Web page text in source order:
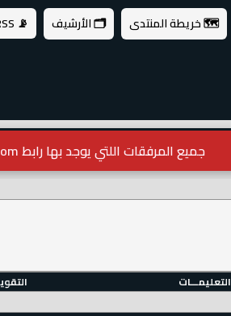
🗺️ خريطة المنتدى 🗂️ الأرشيف 📡 RSS
جميع المرفقات اللتي يوجد بها رابط kwety.com أرجو تحويله الى kwety.net
التعليمـــات